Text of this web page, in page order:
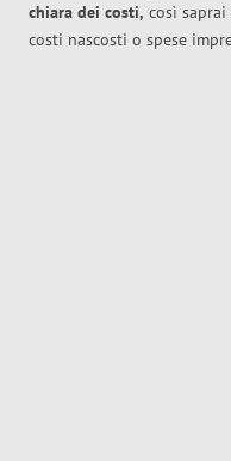
chiara dei costi, così saprai
costi nascosti o spese